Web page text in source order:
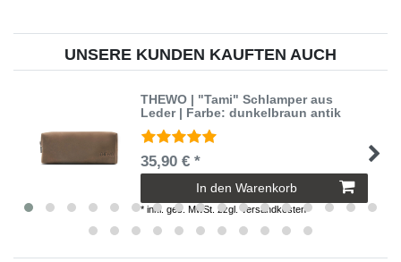
UNSERE KUNDEN KAUFTEN AUCH
THEWO | "Tami" Schlamper aus
Leder | Farbe: dunkelbraun antik
35,90 € *
In den Warenkorb
*inkl. ges. MwSt. zzgl.Versandkosten